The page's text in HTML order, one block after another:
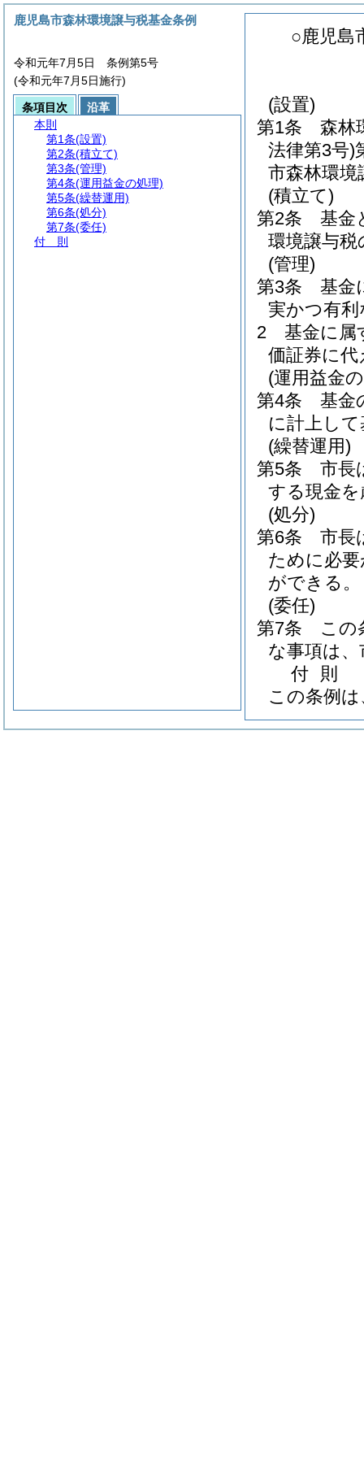
○鹿児島
(設置)
第1条
森林
法律第3号)
市森林環境
(積立て)
第2条
基金
環境譲与
(管理)
第3条
基金
実かつ有
2
基金に属
価証券に
(運用益金
第4条
基金
に計上し
(繰替運用)
第5条
市長
する現金
(処分)
第6条
市長
ために必
ができる。
(委任)
第7条
この
な事項は
付 則
この条例
鹿児島市森林環境譲与税基金条例
令和元年7月5日 条例第5号
(令和元年7月5日施行)
条項目次
沿革
本則
第1条(設置)
第2条(積立て)
第3条(管理)
第4条(運用益金の処理)
第5条(繰替運用)
第6条(処分)
第7条(委任)
付 則